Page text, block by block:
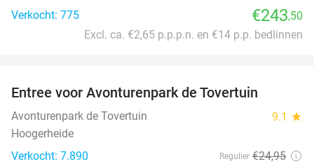
Verkocht: 775
€243,50
Excl. ca. €2,65 p.p.p.n. en €14 p.p. bedlinnen
Entree voor Avonturenpark de Tovertuin
Avonturenpark de Tovertuin 9.1 star
Hoogerheide
Verkocht: 7.890
Regulier €24,95